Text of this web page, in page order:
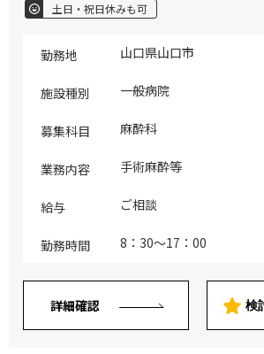
土日・祝日休みも可
勤務地 山口県山口市
施設種別 一般病院
募集科目 麻酔科
業務内容 手術麻酔等
給与 ご相談
勤務時間 8：30～17：00
詳細確認 検